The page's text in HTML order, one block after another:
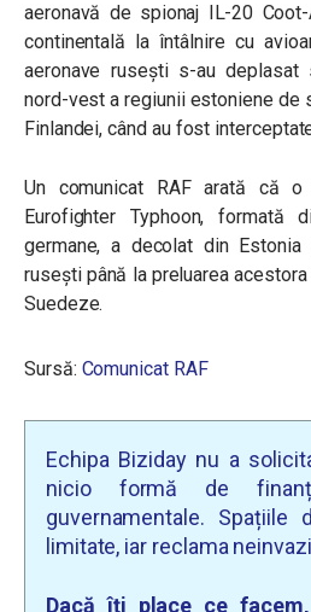
aeronavă de spionaj IL-20
continentală la întâlnire cu
aeronave rusești s-au
nord-vest a regiunii estoniene de
Finlandei, când au fost
Un comunicat RAF arată că
Eurofighter Typhoon, formată
germane, a decolat din
rusești până la preluarea
Suedeze.
Sursă: Comunicat RAF
Echipa Biziday nu a
nicio formă de
guvernamentale. Spațiile
limitate, iar reclama
Dacă îți place ce